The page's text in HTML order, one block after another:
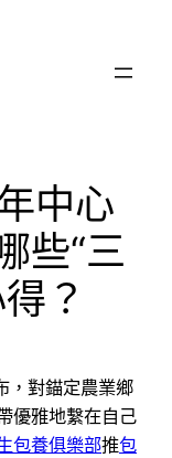
中心
些“三
？
，對錨定農業鄉
優雅地繫在自己
包養俱樂部推包